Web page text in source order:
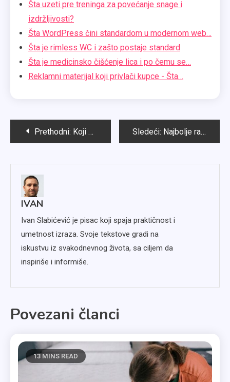
Šta uzeti pre treninga za povećanje snage i
izdržljivosti?
Šta WordPress čini standardom u modernom web…
Šta je rimless WC i zašto postaje standard
Šta je medicinsko čišćenje lica i po čemu se…
Reklamni materijal koji privlači kupce - Šta…
Kretanje
Prethodni: Koji su najbezbedniji materijali za osetljivu kožu? Sledeći: Najbolje radne cipele 2025. godine: Detaljan vodič za pametnu kupovinu
IVAN
Ivan Slabićević je pisac koji spaja praktičnost i
umetnost izraza. Svoje tekstove gradi na
iskustvu iz svakodnevnog života, sa ciljem da
inspiriše i informiše.
Povezani članci
13 MINS READ